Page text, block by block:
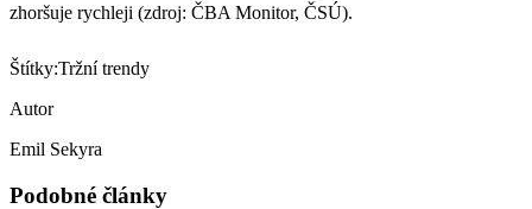
zhoršuje rychleji (zdroj: ČBA Monitor, ČSÚ).
Štítky:Tržní trendy
Autor
Emil Sekyra
Podobné články